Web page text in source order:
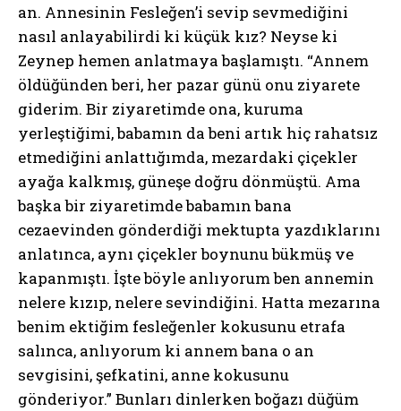
an. Annesinin Fesleğen’i sevip sevmediğini
nasıl anlayabilirdi ki küçük kız? Neyse ki
Zeynep hemen anlatmaya başlamıştı. “Annem
öldüğünden beri, her pazar günü onu ziyarete
giderim. Bir ziyaretimde ona, kuruma
yerleştiğimi, babamın da beni artık hiç rahatsız
etmediğini anlattığımda, mezardaki çiçekler
ayağa kalkmış, güneşe doğru dönmüştü. Ama
başka bir ziyaretimde babamın bana
cezaevinden gönderdiği mektupta yazdıklarını
anlatınca, aynı çiçekler boynunu bükmüş ve
kapanmıştı. İşte böyle anlıyorum ben annemin
nelere kızıp, nelere sevindiğini. Hatta mezarına
benim ektiğim fesleğenler kokusunu etrafa
salınca, anlıyorum ki annem bana o an
sevgisini, şefkatini, anne kokusunu
gönderiyor.” Bunları dinlerken boğazı düğüm